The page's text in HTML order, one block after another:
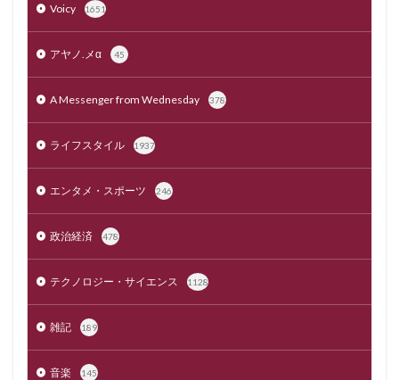
Voicy 1651
アヤノ.メα 45
A Messenger from Wednesday 378
ライフスタイル 1937
エンタメ・スポーツ 246
政治経済 478
テクノロジー・サイエンス 1128
雑記 189
音楽 145